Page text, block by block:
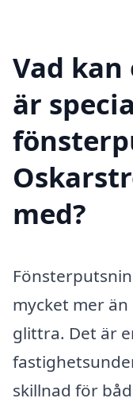
Vad
är
med?
mycket mer
glittra. Det är
skillnad för